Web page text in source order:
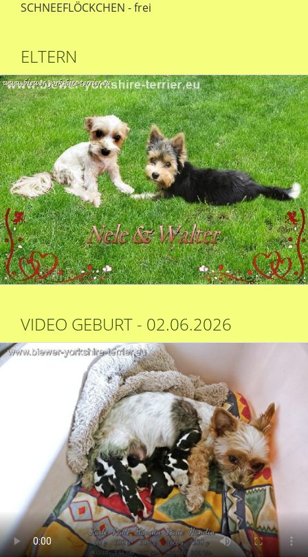
SCHNEEFLÖCKCHEN - frei
ELTERN
VIDEO GEBURT - 02.06.2026